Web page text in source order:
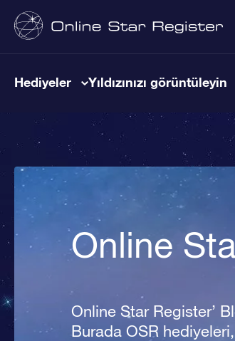
Hediyeler Yıldızınızı görüntüleyin
Online
Online Star Register’
Burada OSR